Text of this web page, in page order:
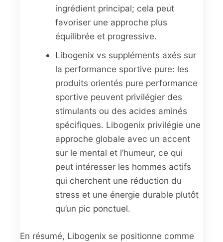
ingrédient principal; cela peut
favoriser une approche plus
équilibrée et progressive.
Libogenix vs suppléments axés sur
la performance sportive pure: les
produits orientés pure performance
sportive peuvent privilégier des
stimulants ou des acides aminés
spécifiques. Libogenix privilégie une
approche globale avec un accent
sur le mental et l’humeur, ce qui
peut intéresser les hommes actifs
qui cherchent une réduction du
stress et une énergie durable plutôt
qu’un pic ponctuel.
En résumé, Libogenix se positionne comme